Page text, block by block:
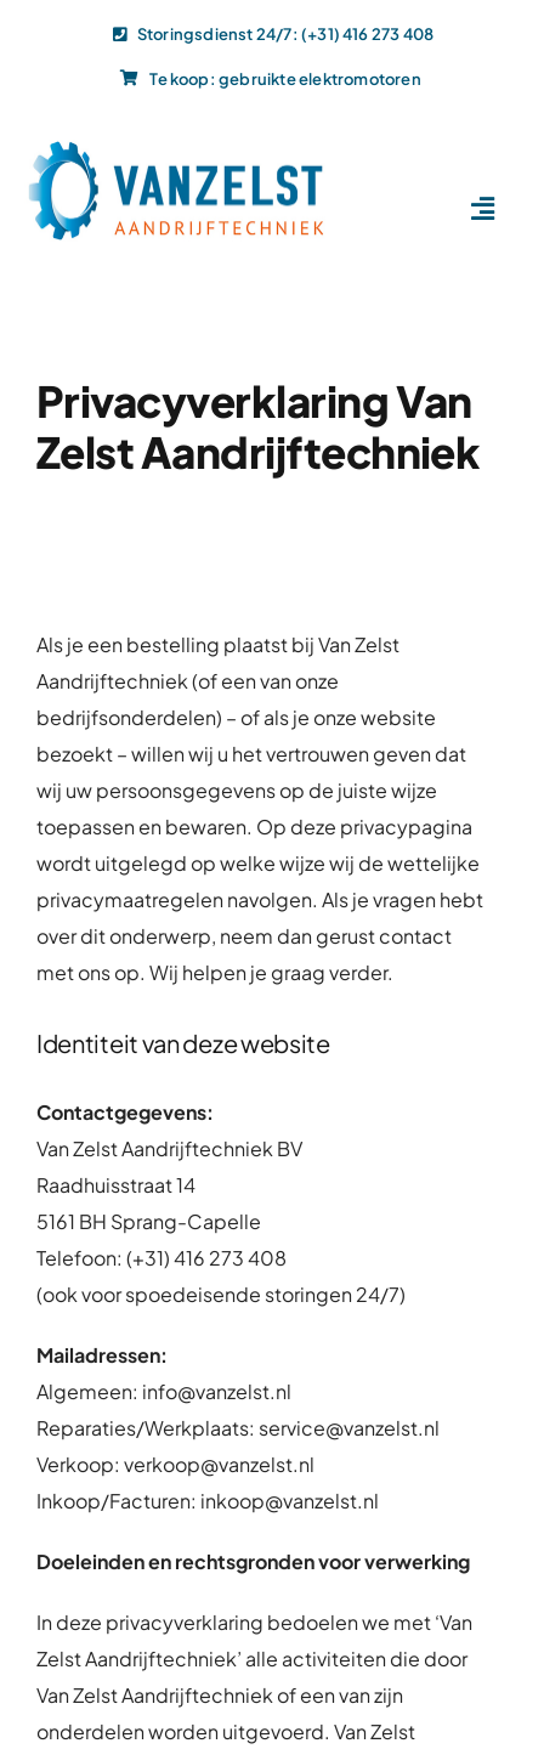
Storingsdienst 24/7: (+31) 416 273 408
Te koop: gebruikte elektromotoren
Vacatures
Actueel
Privacyverklaring Van
Zelst Aandrijftechniek
Als je een bestelling plaatst bij Van Zelst
Aandrijftechniek (of een van onze
bedrijfsonderdelen) – of als je onze website
bezoekt – willen wij u het vertrouwen geven dat
wij uw persoonsgegevens op de juiste wijze
toepassen en bewaren. Op deze privacypagina
wordt uitgelegd op welke wijze wij de wettelijke
privacymaatregelen navolgen. Als je vragen hebt
over dit onderwerp, neem dan gerust contact
met ons op. Wij helpen je graag verder.
Identiteit van deze website
Contactgegevens:
Van Zelst Aandrijftechniek BV
Raadhuisstraat 14
5161 BH Sprang-Capelle
Telefoon: (+31) 416 273 408
(ook voor spoedeisende storingen 24/7)
Mailadressen:
Algemeen: info@vanzelst.nl
Reparaties/Werkplaats: service@vanzelst.nl
Verkoop: verkoop@vanzelst.nl
Inkoop/Facturen: inkoop@vanzelst.nl
Doeleinden en rechtsgronden voor verwerking
In deze privacyverklaring bedoelen we met ‘Van
Zelst Aandrijftechniek’ alle activiteiten die door
Van Zelst Aandrijftechniek of een van zijn
onderdelen worden uitgevoerd. Van Zelst